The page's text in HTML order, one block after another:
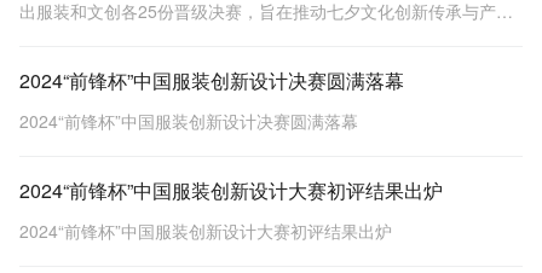
出服装和文创各25份晋级决赛，旨在推动七夕文化创新传承与产业
2024“前锋杯”中国服装创新设计决赛圆满落幕
2024“前锋杯”中国服装创新设计决赛圆满落幕
2024“前锋杯”中国服装创新设计大赛初评结果出炉
2024“前锋杯”中国服装创新设计大赛初评结果出炉